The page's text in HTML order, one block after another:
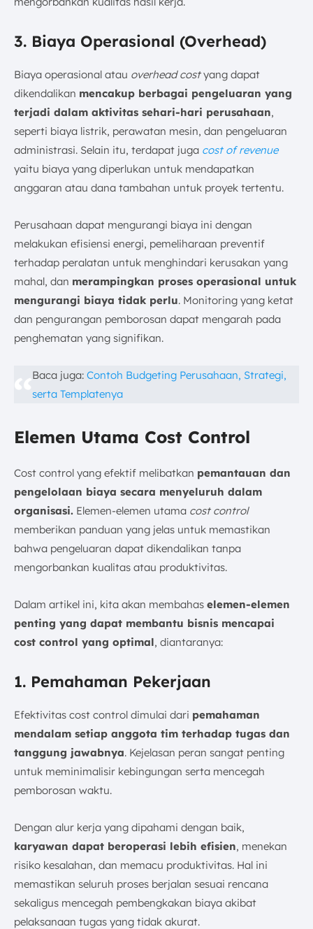
3. Biaya Operasional (Overhead)
Biaya operasional atau overhead costyang dapat
dikendalikan mencakup berbagai pengeluaran yang
terjadi dalam aktivitas sehari-hari perusahaan,
seperti biaya listrik, perawatan mesin, dan pengeluaran
administrasi. Selain itu, terdapat juga cost of revenue
yaitu biaya yang diperlukan untuk mendapatkan
anggaran atau dana tambahan untuk proyek tertentu.
Perusahaan dapat mengurangi biaya ini dengan
melakukan efisiensi energi, pemeliharaan preventif
terhadap peralatan untuk menghindari kerusakan yang
mahal, dan merampingkan proses operasional untuk
mengurangi biaya tidak perlu. Monitoring yang ketat
dan pengurangan pemborosan dapat mengarah pada
penghematan yang signifikan.
Baca juga:Contoh Budgeting Perusahaan, Strategi,
serta Templatenya
Elemen Utama Cost Control
Cost control yang efektif melibatkan pemantauan dan
pengelolaan biaya secara menyeluruh dalam
organisasi. Elemen-elemen utama cost control
memberikan panduan yang jelas untuk memastikan
bahwa pengeluaran dapat dikendalikan tanpa
mengorbankan kualitas atau produktivitas.
Dalam artikel ini, kita akan membahas elemen-elemen
penting yang dapat membantu bisnis mencapai
cost control yang optimal, diantaranya:
1. Pemahaman Pekerjaan
Efektivitas cost control dimulai dari pemahaman
mendalam setiap anggota tim terhadap tugas dan
tanggung jawabnya. Kejelasan peran sangat penting
untuk meminimalisir kebingungan serta mencegah
pemborosan waktu.
Dengan alur kerja yang dipahami dengan baik,
karyawan dapat beroperasi lebih efisien, menekan
risiko kesalahan, dan memacu produktivitas. Hal ini
memastikan seluruh proses berjalan sesuai rencana
sekaligus mencegah pembengkakan biaya akibat
pelaksanaan tugas yang tidak akurat.